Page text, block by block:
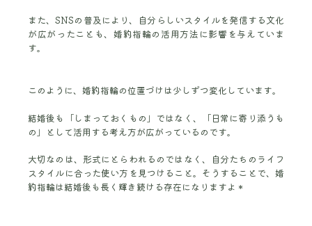
また、SNSの普及により、自分らしいスタイルを発信する文化
が広がったことも、婚約指輪の活用方法に影響を与えていま
す。
このように、婚約指輪の位置づけは少しずつ変化しています。
結婚後も「しまっておくもの」ではなく、「日常に寄り添うも
の」として活用する考え方が広がっているのです。
大切なのは、形式にとらわれるのではなく、自分たちのライフ
スタイルに合った使い方を見つけること。そうすることで、婚
約指輪は結婚後も長く輝き続ける存在になりますよ＊